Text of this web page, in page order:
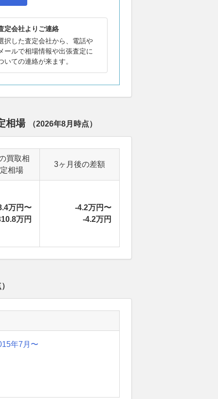
定会社よりご連絡
択した査定会社から、電話や
ールで相場情報や出張査定に
いての連絡が来ます。
相場 （2026年8月 時点）
買取相
相場
3ヶ月後の差額
万円〜
万円
-4.2万円〜
-4.2万円
年7月〜